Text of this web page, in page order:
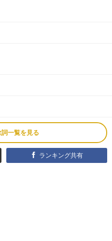
一覧を見る
ランキング共有